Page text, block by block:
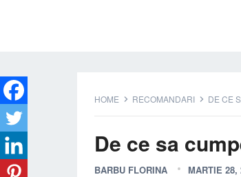
HOME RECOMANDARI DE CE
De ce sa
BARBU FLORINA MARTIE 28,